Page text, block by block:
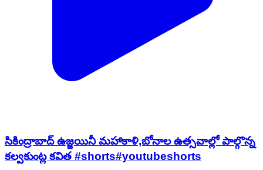
సికింద్రాబాద్ ఉజ్జయినీ మహాకాళి,బోనాల ఉత్సవాల్లో పాల్గొన్న
కల్వకుంట్ల కవిత #shorts#youtubeshorts